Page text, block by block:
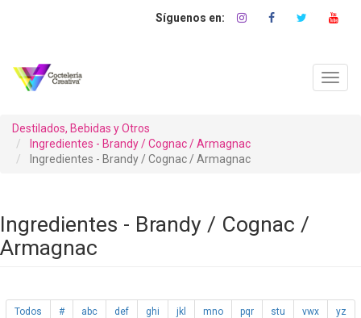
Destilados, Bebidas y Otros
Ingredientes - Brandy / Cognac / Armagnac
Ingredientes - Brandy / Cognac / Armagnac
Ingredientes - Brandy / Cognac /
Armagnac
Todos # abc def ghi jkl mno pqr stu vwx yz